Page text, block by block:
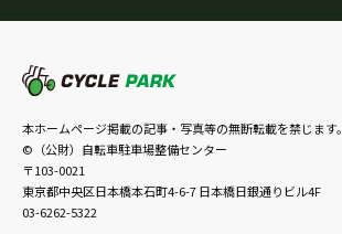
本ホームページ掲載の記事・写真等の無断転載を禁じます。
©（公財）自転車駐車場整備センター
〒103-0021
東京都中央区日本橋本石町4-6-7 日本橋日銀通りビル4F
03-6262-5322